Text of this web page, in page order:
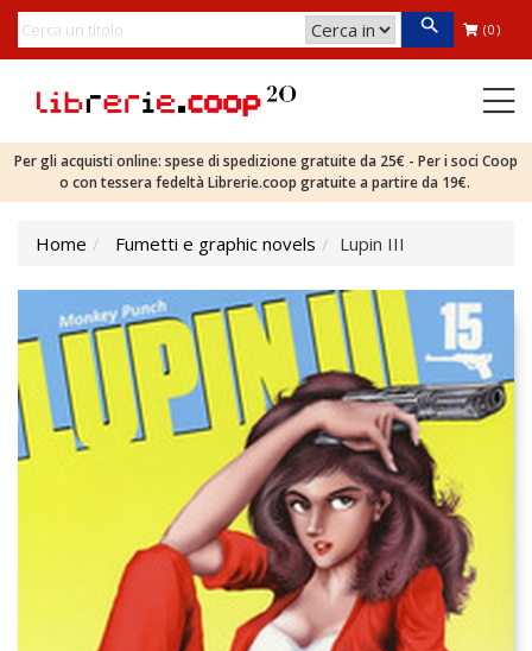
(0)
Per gli acquisti online: spese di spedizione gratuite da 25€ - Per i soci Coop
o con tessera fedeltà Librerie.coop gratuite a partire da 19€.
Home Fumetti e graphic novels Lupin III